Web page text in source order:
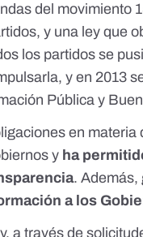
del movimiento
y una ley que
los partidos se
, y en 2013
Pública y
en
y ha
. Además,
a los
a través de